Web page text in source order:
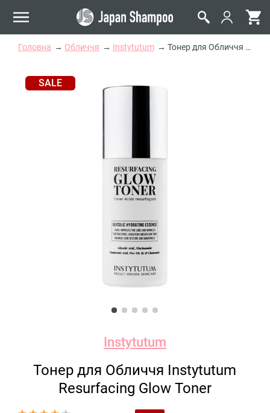
Головна Обличчя Instytutum Тонер для Обличчя Instytutum Resurfacing Glow Toner
SALE
Instytutum
Тонер для Обличчя Instytutum
Resurfacing Glow Toner